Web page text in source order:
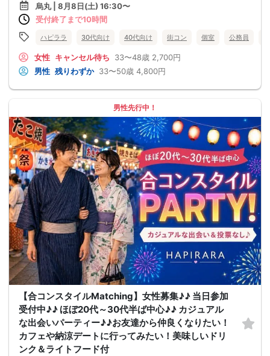
烏丸 | 8月8日(土) 16:30〜
受付終了まで10時間
ハピララ 30代向け 40代向け 街コン 個室 公務員
女性 キャンセル待ち 33〜48歳 2,700円
男性 残りわずか 33〜50歳 4,800円
男性先行中！
【合コンスタイルMatching】女性募集♪♪ 当日参加
受付中♪♪ ほぼ20代～30代半ば中心♪♪ カジュアル
な出会いパーティー♪♪お友達から仲良くなりたい！
カフェや納涼デートに行ってみたい！美味しいドリ
ンク＆ライトフード付